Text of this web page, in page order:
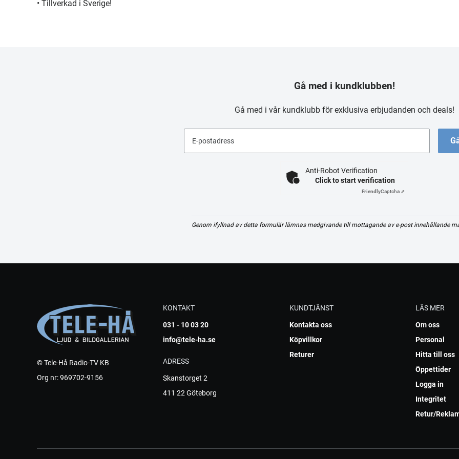
• Tillverkad i Sverige!
Gå med i kundklubben!
Gå med i vår kundklubb för exklusiva erbjudanden och deals!
E-postadress
Anti-Robot Verification
Click to start verification
FriendlyCaptcha ⇗
Genom ifyllnad av detta formulär lämnas medgivande till mottagande av e-post innehållande
© Tele-Hå Radio-TV KB
Org nr: 969702-9156
KONTAKT
031 - 10 03 20
info@tele-ha.se
ADRESS
Skanstorget 2
411 22 Göteborg
KUNDTJÄNST
Kontakta oss
Köpvillkor
Returer
LÄS MER
Om oss
Personal
Hitta till oss
Öppettider
Logga in
Integritet
Retur/